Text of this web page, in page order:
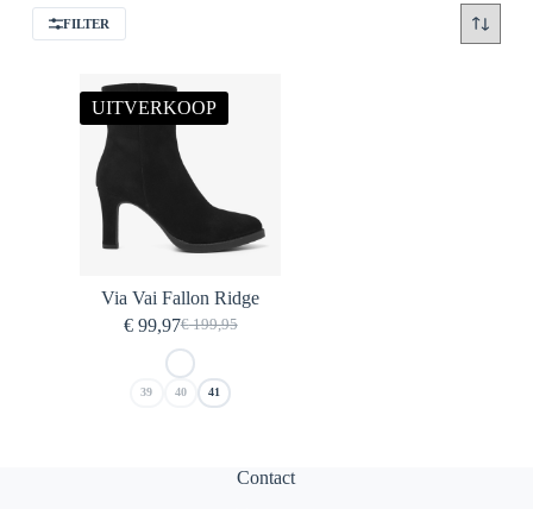
FILTER
UITVERKOOP
Via Vai Fallon Ridge
€199,95
Oorspronkelijke
prijs
was:
€ 199,95.
€99,97Huidige
prijs
is:
€ 99,97.
39 40 41
Contact